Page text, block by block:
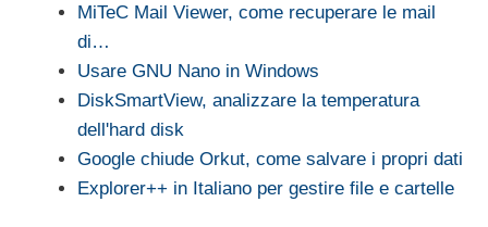
MiTeC Mail Viewer, come recuperare le mail
di…
Usare GNU Nano in Windows
DiskSmartView, analizzare la temperatura
dell'hard disk
Google chiude Orkut, come salvare i propri dati
Explorer++ in Italiano per gestire file e cartelle